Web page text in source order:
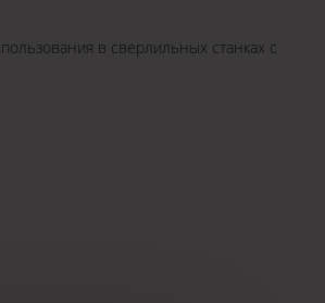
в сверлильных станках с